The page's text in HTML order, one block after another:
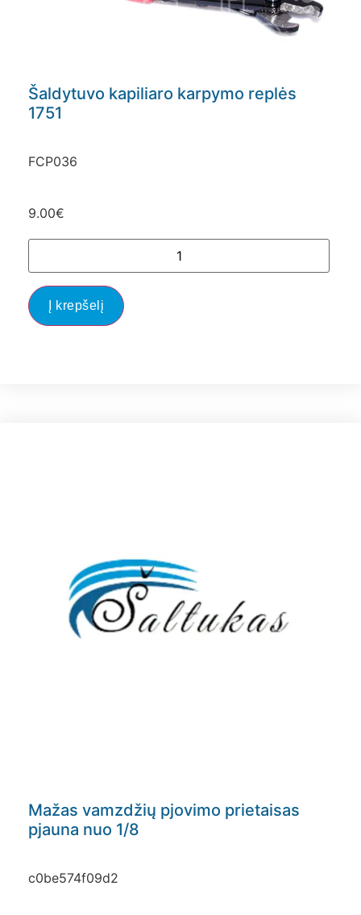
Šaldytuvo kapiliaro karpymo replės
1751
FCP036
9.00€
Į krepšelį
Mažas vamzdžių pjovimo prietaisas
pjauna nuo 1/8
c0be574f09d2